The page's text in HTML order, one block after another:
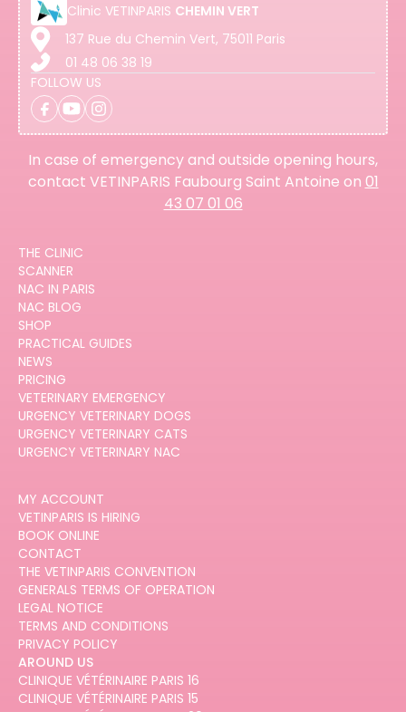
Clinic VETINPARIS CHEMIN VERT
137 Rue du Chemin Vert, 75011 Paris
01 48 06 38 19
FOLLOW US
In case of emergency and outside opening hours,
contact VETINPARIS Faubourg Saint Antoine on 01
43 07 01 06
THE CLINIC
SCANNER
NAC IN PARIS
NAC BLOG
SHOP
PRACTICAL GUIDES
NEWS
PRICING
VETERINARY EMERGENCY
URGENCY VETERINARY DOGS
URGENCY VETERINARY CATS
URGENCY VETERINARY NAC
MY ACCOUNT
VETINPARIS IS HIRING
BOOK ONLINE
CONTACT
THE VETINPARIS CONVENTION
GENERALS TERMS OF OPERATION
LEGAL NOTICE
TERMS AND CONDITIONS
PRIVACY POLICY
AROUND US
CLINIQUE VÉTÉRINAIRE PARIS 16
CLINIQUE VÉTÉRINAIRE PARIS 15